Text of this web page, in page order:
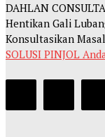
DAHLAN
Hentikan Gali
Konsultasikan
SOLUSI PINJOL